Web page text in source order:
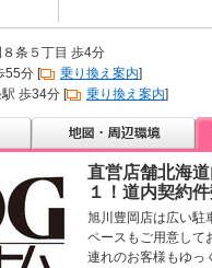
条５丁目 歩4分
55分 [
乗り換え案内]
歩34分 [
乗り換え案内]
直営店舗北海
１！道内契約
旭川豊岡店は広い駐
ペースもご用意して
連れのお客様もゆっ